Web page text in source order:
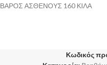
ΒΑΡΟΣ ΑΣΘΕΝΟΥΣ 160 ΚΙΛΑ
Κωδικός